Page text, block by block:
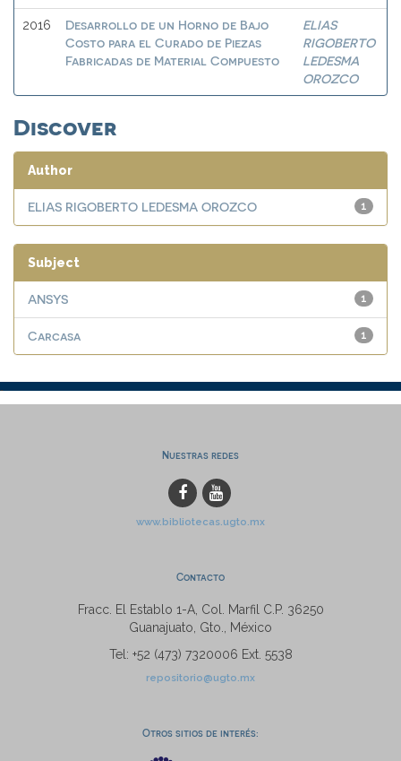
2016
Desarrollo de un Horno de Bajo
Costo para el Curado de Piezas
Fabricadas de Material Compuesto
ELIAS
RIGOBERTO
LEDESMA
OROZCO
Discover
Author
1
ELIAS RIGOBERTO LEDESMA OROZCO
Subject
1
ANSYS
1
Carcasa
Nuestras redes
www.bibliotecas.ugto.mx
Contacto
Fracc. El Establo 1-A, Col. Marfil C.P. 36250
Guanajuato, Gto., México
Tel: +52 (473) 7320006 Ext. 5538
repositorio@ugto.mx
Otros sitios de interés: